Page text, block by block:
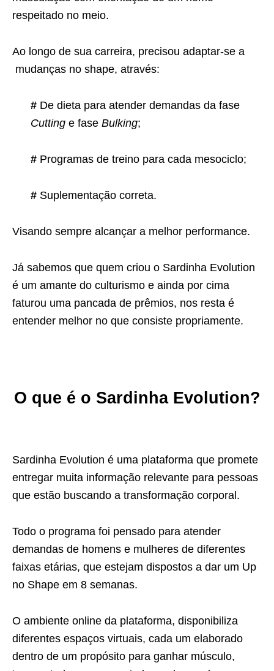
respeitado no meio.
Ao longo de sua carreira, precisou adaptar-se a
mudanças no shape, através:
# De dieta para atender demandas da fase
Cutting e fase Bulking;
# Programas de treino para cada mesociclo;
# Suplementação correta.
Visando sempre alcançar a melhor performance.
Já sabemos que quem criou o Sardinha Evolution
é um amante do culturismo e ainda por cima
faturou uma pancada de prêmios, nos resta é
entender melhor no que consiste propriamente.
O que é o Sardinha Evolution?
Sardinha Evolution é uma plataforma que promete
entregar muita informação relevante para pessoas
que estão buscando a transformação corporal.
Todo o programa foi pensado para atender
demandas de homens e mulheres de diferentes
faixas etárias, que estejam dispostos a dar um Up
no Shape em 8 semanas.
O ambiente online da plataforma, disponibiliza
diferentes espaços virtuais, cada um elaborado
dentro de um propósito para ganhar músculo,